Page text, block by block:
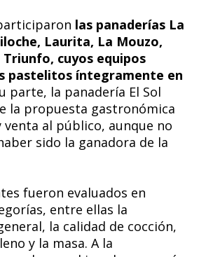
las panaderías La
Laurita, La Mouzo,
Triunfo, cuyos equipos
pastelitos íntegramente en
parte, la panadería El Sol
la propuesta gastronómica
venta al público, aunque no
sido la ganadora de la
fueron evaluados en
entre ellas la
la calidad de cocción,
y la masa. A la